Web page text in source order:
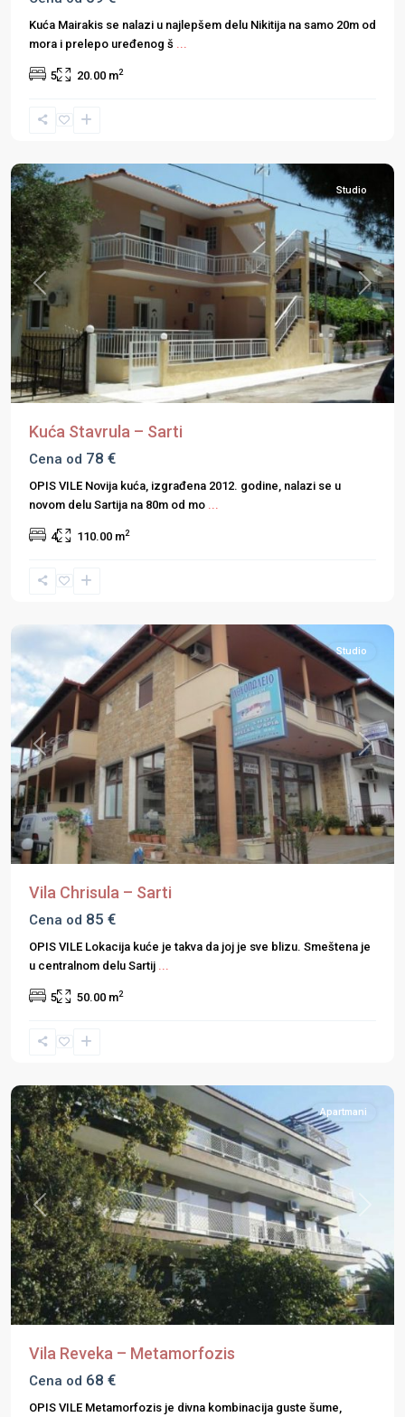
Kuća Mairakis se nalazi u najlepšem delu Nikitija na samo 20m od
mora i prelepo uređenog š
5 20.00 m2
Sarti
Previous Next
Studio
Kuća Stavrula – Sarti
Cena od 78 €
OPIS VILE Novija kuća, izgrađena 2012. godine, nalazi se u
novom delu Sartija na 80m od mo
4 110.00 m2
Sarti
Previous Next
Studio
Vila Chrisula – Sarti
Cena od 85 €
OPIS VILE Lokacija kuće je takva da joj je sve blizu. Smeštena je
u centralnom delu Sartij
5 50.00 m2
Metamorfozis
Previous
Apartmani
Vila Reveka – Metamorfozis
Cena od 68 €
OPIS VILE Metamorfozis je divna kombinacija guste šume,